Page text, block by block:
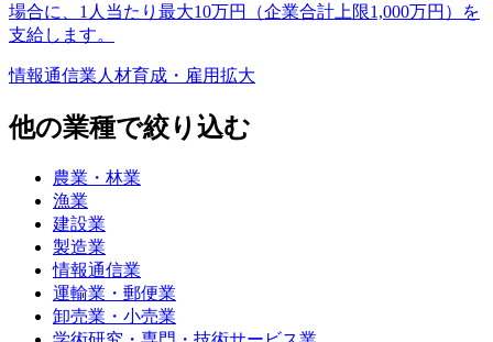
場合に、1人当たり最大10万円（企業合計上限1,000万円）を
支給します。
情報通信業 人材育成・雇用拡大
他の業種で絞り込む
農業・林業
漁業
建設業
製造業
情報通信業
運輸業・郵便業
卸売業・小売業